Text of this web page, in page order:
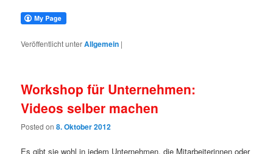
Veröffentlicht unterAllgemein |
Workshop für Unternehmen:
Videos selber machen
Posted on8. Oktober 2012
Es gibt sie wohl in jedem Unternehmen, die Mitarbeiterinnen oder